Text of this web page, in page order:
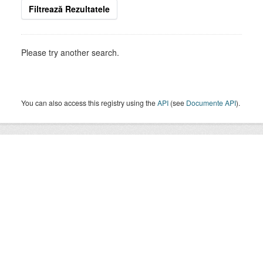
Filtrează Rezultatele
Please try another search.
You can also access this registry using theAPI (see Documente API).